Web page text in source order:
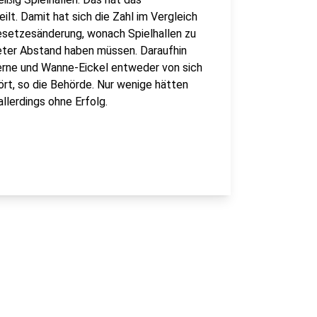
Damit hat sich die Zahl im Vergleich
wonach Spielhallen zu
Abstand haben müssen. Daraufhin
und Wanne-Eickel entweder von sich
so die Behörde. Nur wenige hätten
ohne Erfolg.